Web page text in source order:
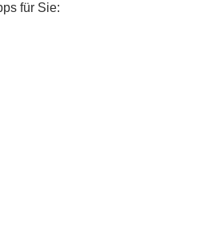
für Sie: